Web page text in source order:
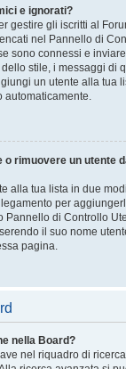
e ignorati?
gestire gli iscritti al
nel Pannello di
sono connessi e
stile, i messaggi di
un utente alla tua
automaticamente.
o rimuovere un utente
alla tua lista in due
per
Pannello di Controllo
il suo nome
pagina.
nella Board?
nel riquadro di